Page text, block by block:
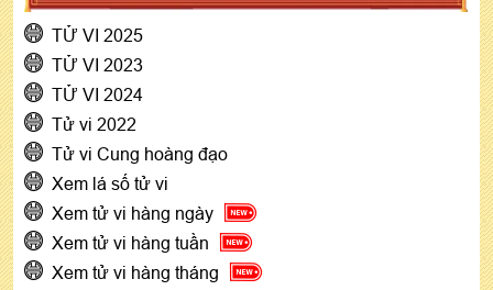
TỬ VI 2025
TỬ VI 2023
TỬ VI 2024
Tử vi 2022
Tử vi Cung hoàng đạo
Xem lá số tử vi
Xem tử vi hàng ngày
Xem tử vi hàng tuần
Xem tử vi hàng tháng